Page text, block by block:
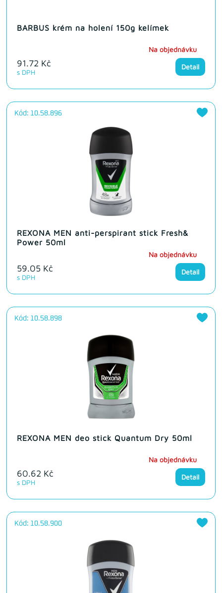
BARBUS krém na holení 150g kelímek
91.72 Kč
s DPH
Na objednávku
Detail
Kód: 10.58.896
REXONA MEN anti-perspirant stick Fresh&
Power 50ml
59.05 Kč
s DPH
Na objednávku
Detail
Kód: 10.58.898
REXONA MEN deo stick Quantum Dry 50ml
60.62 Kč
s DPH
Na objednávku
Detail
Kód: 10.58.900